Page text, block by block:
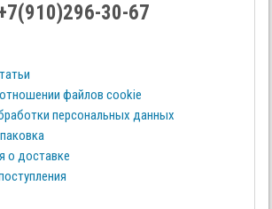
30-67
файлов cookie
персональных данных
о доставке